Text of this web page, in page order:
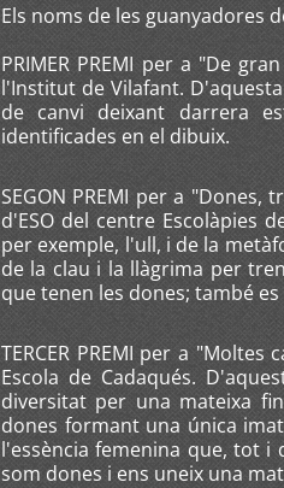
Els noms de les guanyadores
PRIMER PREMI per a "De
l'Institut de Vilafant.
de canvi deixant darrera
identificades en el dibuix.
SEGON PREMI per a
d'ESO del centre Escolàpies
per exemple, l'ull, i de la
de la clau i la llàgrima per
que tenen les dones; també
TERCER PREMI per a
Escola de Cadaqués.
diversitat per una mateixa
dones formant una única
l'essència femenina que, tot i
som dones i ens uneix una